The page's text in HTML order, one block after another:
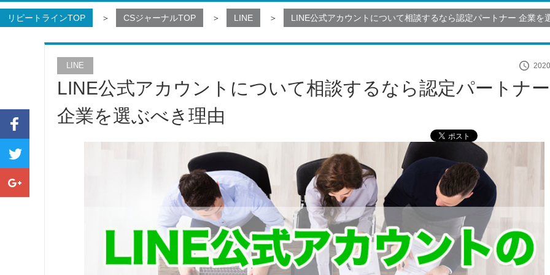
リピートラインTOP CSジャーナルTOP LINE LINE公式アカウントについて相談するなら認定パートナー 企業を
LINE
LINE公式アカウントについて相談するなら認定パートナー
企業を選ぶべき理由